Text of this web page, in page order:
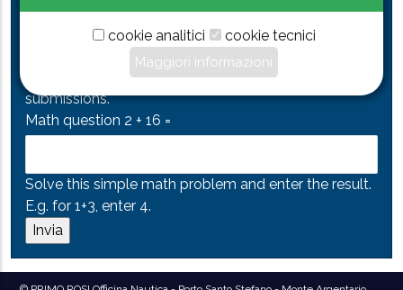
Leggi l'informativa sulla privacy
CAPTCHA
This question is for testing whether or not you are a
human visitor and to prevent automated spam
submissions.
Math question 2 + 16 =
Solve this simple math problem and enter the result.
E.g. for 1+3, enter 4.
cookie analitici cookie tecnici
Maggiori informazioni